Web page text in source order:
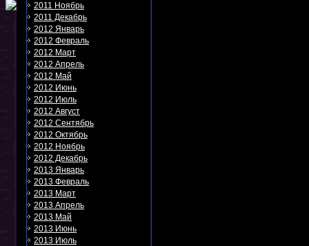
2011 Ноябрь
2011 Декабрь
2012 Январь
2012 Февраль
2012 Март
2012 Апрель
2012 Май
2012 Июнь
2012 Июль
2012 Август
2012 Сентябрь
2012 Октябрь
2012 Ноябрь
2012 Декабрь
2013 Январь
2013 Февраль
2013 Март
2013 Апрель
2013 Май
2013 Июнь
2013 Июль